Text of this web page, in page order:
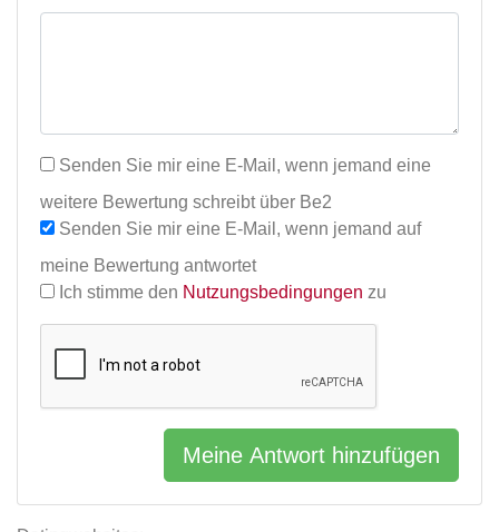
Senden Sie mir eine E-Mail, wenn jemand eine
weitere Bewertung schreibt über Be2
Senden Sie mir eine E-Mail, wenn jemand auf
meine Bewertung antwortet
Ich stimme den Nutzungsbedingungen zu
Meine Antwort hinzufügen